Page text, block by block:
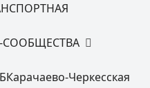
Черкесская